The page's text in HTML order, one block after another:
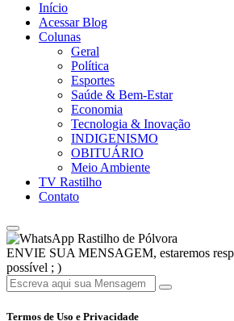
Início
Acessar Blog
Colunas
Geral
Política
Esportes
Saúde & Bem-Estar
Economia
Tecnologia & Inovação
INDIGENISMO
OBITUÁRIO
Meio Ambiente
TV Rastilho
Contato
Rastilho de Pólvora
ENVIE SUA MENSAGEM, estaremos
possível ; )
Termos de Uso e Privacidade